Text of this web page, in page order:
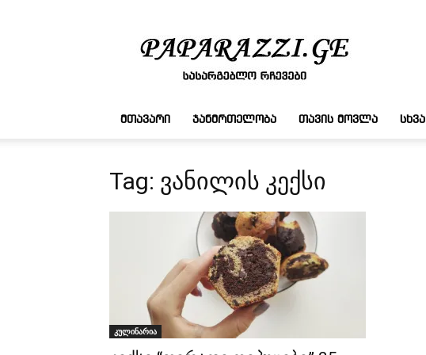
რჩევები
ᲛᲗᲐᲕᲐᲠᲘ ᲯᲐᲜᲛᲠᲗᲔᲚᲝᲑᲐ ᲗᲐᲕᲘᲡ ᲛᲝᲕᲚᲐ ᲡᲮᲕᲐ
Tag: ვანილის კექსი
კულინარია